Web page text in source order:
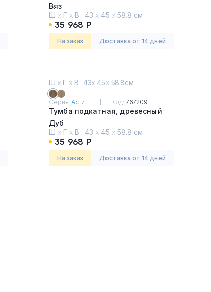
Вяз
Ш х Г х В : 43 х 45 х 58.8 см
35 968 Р
На заказ Доставка от 14 дней
Ш х Г х В : 43х 45х 58.8см
Серия:Асти ... Код: 767209
Тумба подкатная, древесный
Дуб
Ш х Г х В : 43 х 45 х 58.8 см
35 968 Р
На заказ Доставка от 14 дней